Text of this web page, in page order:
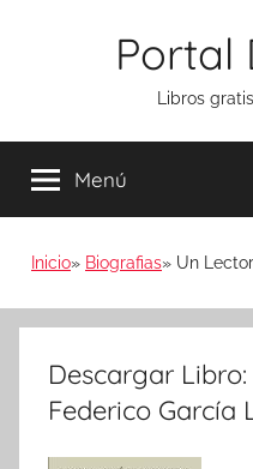
Portal
Libros
Menú
Inicio Biografias Un
Descargar
Federico García